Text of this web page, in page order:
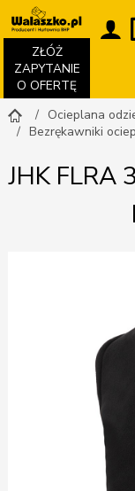
ZŁÓŻ
ZAPYTANIE
O OFERTĘ
Ocieplana
Bezrękawniki
JHK FLRA